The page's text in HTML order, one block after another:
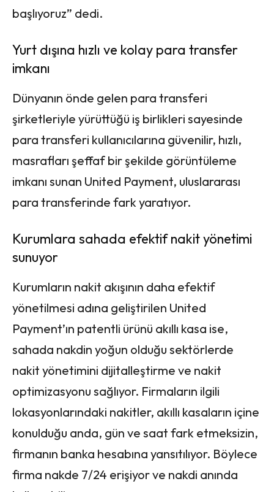
başlıyoruz” dedi.
Yurt dışına hızlı ve kolay para transfer
imkanı
Dünyanın önde gelen para transferi
şirketleriyle yürüttüğü iş birlikleri sayesinde
para transferi kullanıcılarına güvenilir, hızlı,
masrafları şeffaf bir şekilde görüntüleme
imkanı sunan United Payment, uluslararası
para transferinde fark yaratıyor.
Kurumlara sahada efektif nakit yönetimi
sunuyor
Kurumların nakit akışının daha efektif
yönetilmesi adına geliştirilen United
Payment’ın patentli ürünü akıllı kasa ise,
sahada nakdin yoğun olduğu sektörlerde
nakit yönetimini dijitalleştirme ve nakit
optimizasyonu sağlıyor. Firmaların ilgili
lokasyonlarındaki nakitler, akıllı kasaların içine
konulduğu anda, gün ve saat fark etmeksizin,
firmanın banka hesabına yansıtılıyor. Böylece
firma nakde 7/24 erişiyor ve nakdi anında